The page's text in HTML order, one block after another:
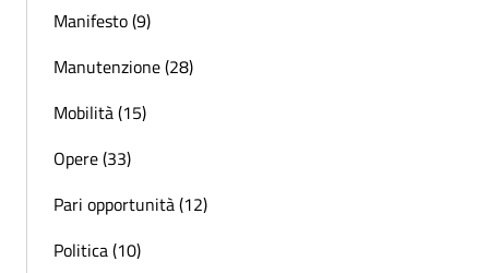
Manifesto (9)
Manutenzione (28)
Mobilità (15)
Opere (33)
Pari opportunità (12)
Politica (10)